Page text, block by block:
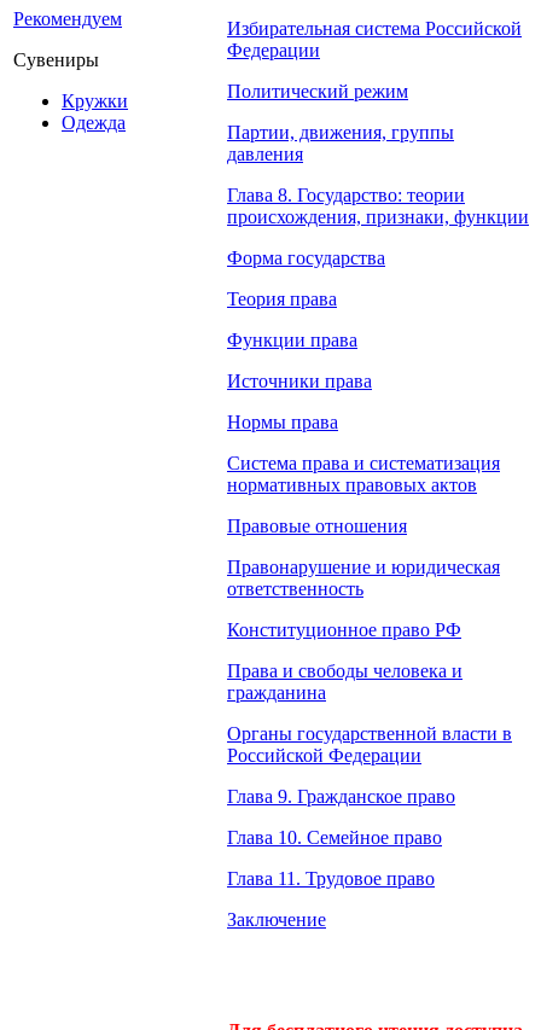
Рекомендуем
Сувениры
Кружки
Одежда
Избирательная система Российской
Федерации
Политический режим
Партии, движения, группы
давления
Глава 8. Государство: теории
происхождения, признаки, функции
Форма государства
Теория права
Функции права
Источники права
Нормы права
Система права и систематизация
нормативных правовых актов
Правовые отношения
Правонарушение и юридическая
ответственность
Конституционное право РФ
Права и свободы человека и
гражданина
Органы государственной власти в
Российской Федерации
Глава 9. Гражданское право
Глава 10. Семейное право
Глава 11. Трудовое право
Заключение